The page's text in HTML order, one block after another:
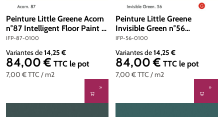
Peinture Little Greene Acorn
n°87 Intelligent Floor Paint 1
litre
IFP-87-0100
7,00 €TTC / m2
Variantes de14,25 €
Prix régulier :
84,00 € TTC le pot
Peinture Little Greene
Invisible Green n°56
Intelligent Floor Paint 1 litre
IFP-56-0100
7,00 €TTC / m2
Variantes de14,25 €
Prix régulier :
84,00 € TTC le pot